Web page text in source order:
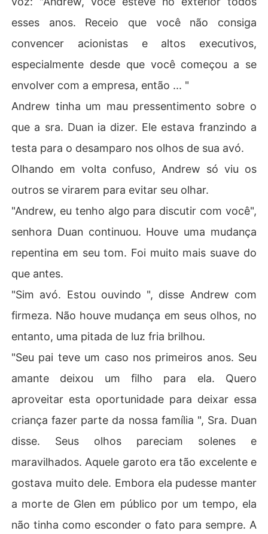
esses anos. Receio que você não consiga
convencer acionistas e altos executivos,
especialmente desde que você começou a se
envolver com a empresa, então ... "
Andrew tinha um mau pressentimento sobre o
que a sra. Duan ia dizer. Ele estava franzindo a
testa para o desamparo nos olhos de sua avó.
Olhando em volta confuso, Andrew só viu os
outros se virarem para evitar seu olhar.
"Andrew, eu tenho algo para discutir com você",
senhora Duan continuou. Houve uma mudança
repentina em seu tom. Foi muito mais suave do
que antes.
"Sim avó. Estou ouvindo ", disse Andrew com
firmeza. Não houve mudança em seus olhos, no
entanto, uma pitada de luz fria brilhou.
"Seu pai teve um caso nos primeiros anos. Seu
amante deixou um filho para ela. Quero
aproveitar esta oportunidade para deixar essa
criança fazer parte da nossa família ", Sra. Duan
disse. Seus olhos pareciam solenes e
maravilhados. Aquele garoto era tão excelente e
gostava muito dele. Embora ela pudesse manter
a morte de Glen em público por um tempo, ela
não tinha como esconder o fato para sempre. A